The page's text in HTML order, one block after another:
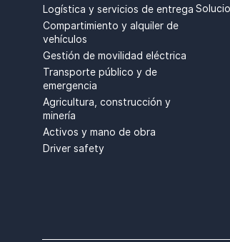
Logística y servicios de entrega
Compartimiento y alquiler de
vehículos
Gestión de movilidad eléctrica
Transporte público y de
emergencia
Agricultura, construcción y
minería
Activos y mano de obra
Driver safety